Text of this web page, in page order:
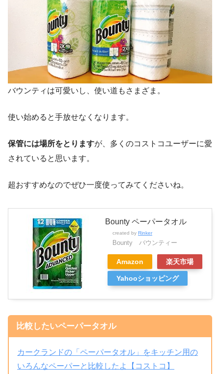
バウンティは可愛いし、使い道もさまざま。
使い始めると手放せなくなります。
保管には場所をとりますが、多くのコストコユーザーに愛
されていると思います。
超おすすめなのでぜひ一度使ってみてくださいね。
Bounty ペーパータオル
created by Rinker
Bounty バウンティー
Amazon 楽天市場
Yahooショッピング
比較したいペーパータオル
カークランドの「ペーパータオル」をキッチン用の
いろんなペーパーと比較したよ【コストコ】